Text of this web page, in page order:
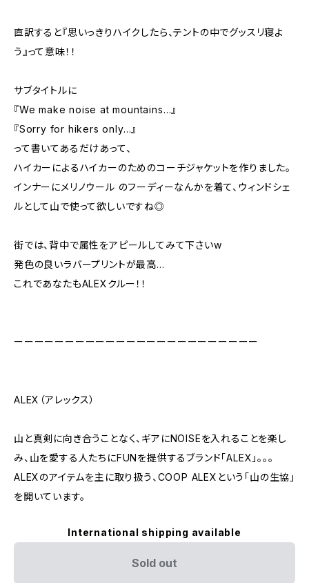
直訳すると『思いっきりハイクしたら、テントの中でグッスリ寝よ
う』って意味！！
サブタイトルに
『We make noise at mountains…』
『Sorry for hikers only…』
って書いてあるだけあって、
ハイカーによるハイカーのためのコーチジャケットを作りました。
インナーにメリノウール のフーディーなんかを着て、ウィンドシェ
ルとして山で使って欲しいですね◎
街では、背中で属性をアピールしてみて下さいw
発色の良いラバープリントが最高…
これであなたもALEXクルー！！
ーーーーーーーーーーーーーーーーーーーーーーーー
ALEX（アレックス）
山と真剣に向き合うことなく、ギアにNOISEを入れることを楽し
み、山を愛する人たちにFUNを提供するブランド「ALEX」。。。
ALEXのアイテムを主に取り扱う、COOP ALEXという「山の生協」
を開いています。
International shipping available
Sold out